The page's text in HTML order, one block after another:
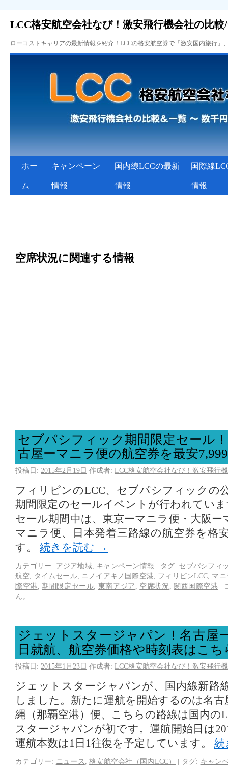
LCC格安航空会社なび！激安飛行機会社の比較
ローコストキャリアの最新情報を紹介！LCCの格安航空券で「激安国内旅行
ホー
ム
キャンペーン
情報
国内線LCCの最新
情報
国際線
情報
空席状況に関連する情報
セブパシフィック期間限定セール
古屋ーマニラ便の航空券を最安
投稿日: 2015年2月19日 作成者: LCC格安航空会社なび！激安飛行
フィリピンのLCC、セブパシフィックの
期間限定のセールイベントが行われてい
セール期間中は、東京ーマニラ便・大阪ー
マニラ便、日本発着三路線の航空券を格
す。 続きを読む →
カテゴリー: アジア地域 キャンペーン情報 | タグ: セブパシフィ
航空
タイムセール, ニノイアキノ国際空港 フィリピンLCC マニ
際空港
,期間限定セール 東南アジア 空席状況 関西国際空港 |
ん。
ジェットスタージャパン！名古屋
日就航、航空券価格や時刻表はこち
投稿日: 2015年1月23日 作成者: LCC格安航空会社なび！激安飛行
ジェットスタージャパンが、国内線新路
しました。新たに運航を開始するのは名古
縄（那覇空港）便、こちらの路線は国内の
スタージャパンが初です。運航開始日は
運航本数は1日1往復を予定しています。 続
カテゴリー: ニュース ,格安航空会社（国内LCC） | タグ: キャン